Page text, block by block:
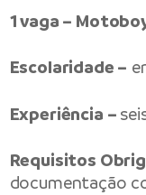
1 vaga –
Escolaridade –
Experiência –
Requisitos
documentação